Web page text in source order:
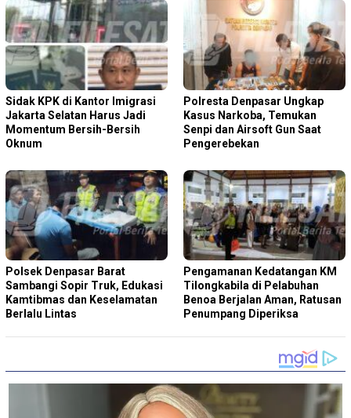
Sidak KPK di Kantor Imigrasi
Jakarta Selatan Harus Jadi
Momentum Bersih-Bersih
Oknum
Polresta Denpasar Ungkap
Kasus Narkoba, Temukan
Senpi dan Airsoft Gun Saat
Pengerebekan
Polsek Denpasar Barat
Sambangi Sopir Truk, Edukasi
Kamtibmas dan Keselamatan
Berlalu Lintas
Pengamanan Kedatangan KM
Tilongkabila di Pelabuhan
Benoa Berjalan Aman, Ratusan
Penumpang Diperiksa